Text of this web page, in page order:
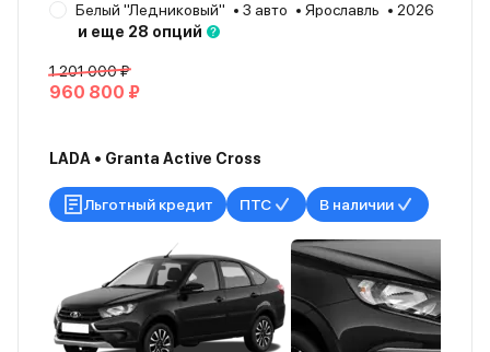
Белый "Ледниковый" 3 авто Ярославль
2026
и еще 28 опций
1 201 000 ₽
960 800 ₽
LADA • Granta Active Cross
Льготный кредит ПТС В наличии